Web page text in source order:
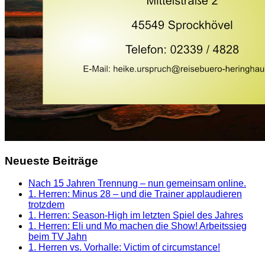
Neueste Beiträge
Nach 15 Jahren Trennung – nun gemeinsam online.
1. Herren: Minus 28 – und die Trainer applaudieren
trotzdem
1. Herren: Season-High im letzten Spiel des Jahres
1. Herren: Eli und Mo machen die Show! Arbeitssieg
beim TV Jahn
1. Herren vs. Vorhalle: Victim of circumstance!